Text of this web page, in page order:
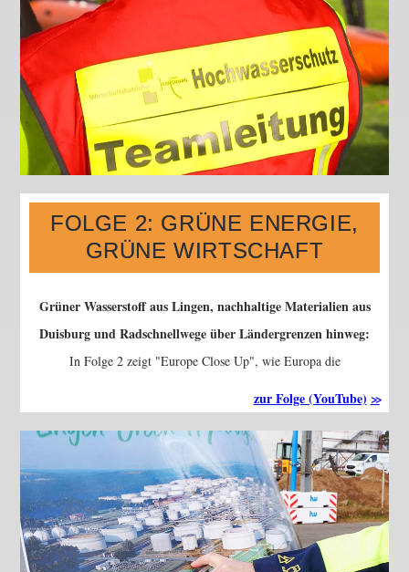
FOLGE 2: GRÜNE ENERGIE,
GRÜNE WIRTSCHAFT
Grüner Wasserstoff aus Lingen, nachhaltige Materialien aus
Duisburg und Radschnellwege über Ländergrenzen hinweg:
In Folge 2 zeigt Europe Close Up , wie Europa die
fördert.
zur Folge (YouTube)